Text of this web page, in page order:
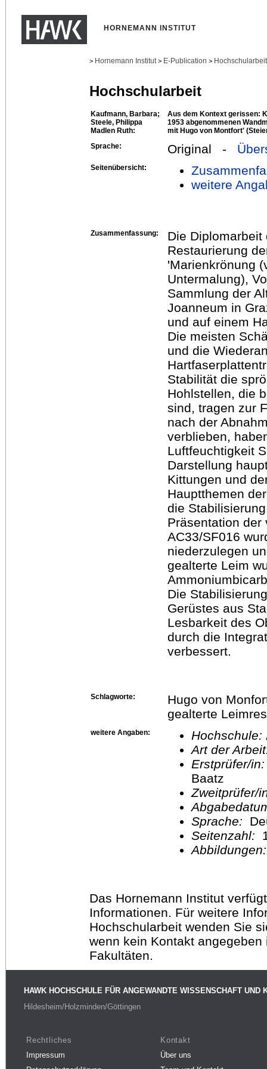
HORNEMANN INSTITUT
> Hornemann Institut > E-Publication >
Hochschularbeit
Kaufmann, Barbara;
Steele, Philippa
Madlen Ruth:
Aus dem Kontext gerissen:
1953 abgenommenen
mit Hugo von Montfort'
Sprache:
Original -
Seitenübersicht:
weitere
Zusammenfassung:
Die
Restaurierung
'Marienkrönung
Untermalung),
Sammlung der
Joanneum in
und auf einem
Die meisten
und die
Stabilität die
Hohlstellen, die
sind, tragen zur
nach der
verblieben,
Luftfeuchtigkeit
Darstellung
Kittungen und
Hauptthemen
die
Präsentation der
AC33/SF016
niederzulegen
gealterte Leim
Die
Gerüstes aus
Lesbarkeit des
durch die
verbessert.
Schlagworte:
Hugo von
gealterte
weitere Angaben: Hochschule:
Art der
Erstprüfer/
Baatz
Sprache:
Seitenzahl:
Das Hornemann Institut
Informationen. Für weitere
Hochschularbeit wenden Sie
wenn kein Kontakt
Fakultäten.
HAWK HOCHSCHULE FÜR ANGEWANDTE WISSENSCHAFT UND
Hildesheim/Holzminden/Göttingen
Rechtliches
Impressum
Kontakt
Über uns